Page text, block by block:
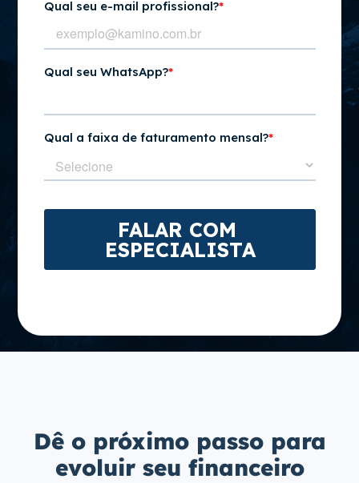
Dê o próximo passo para
evoluir seu financeiro